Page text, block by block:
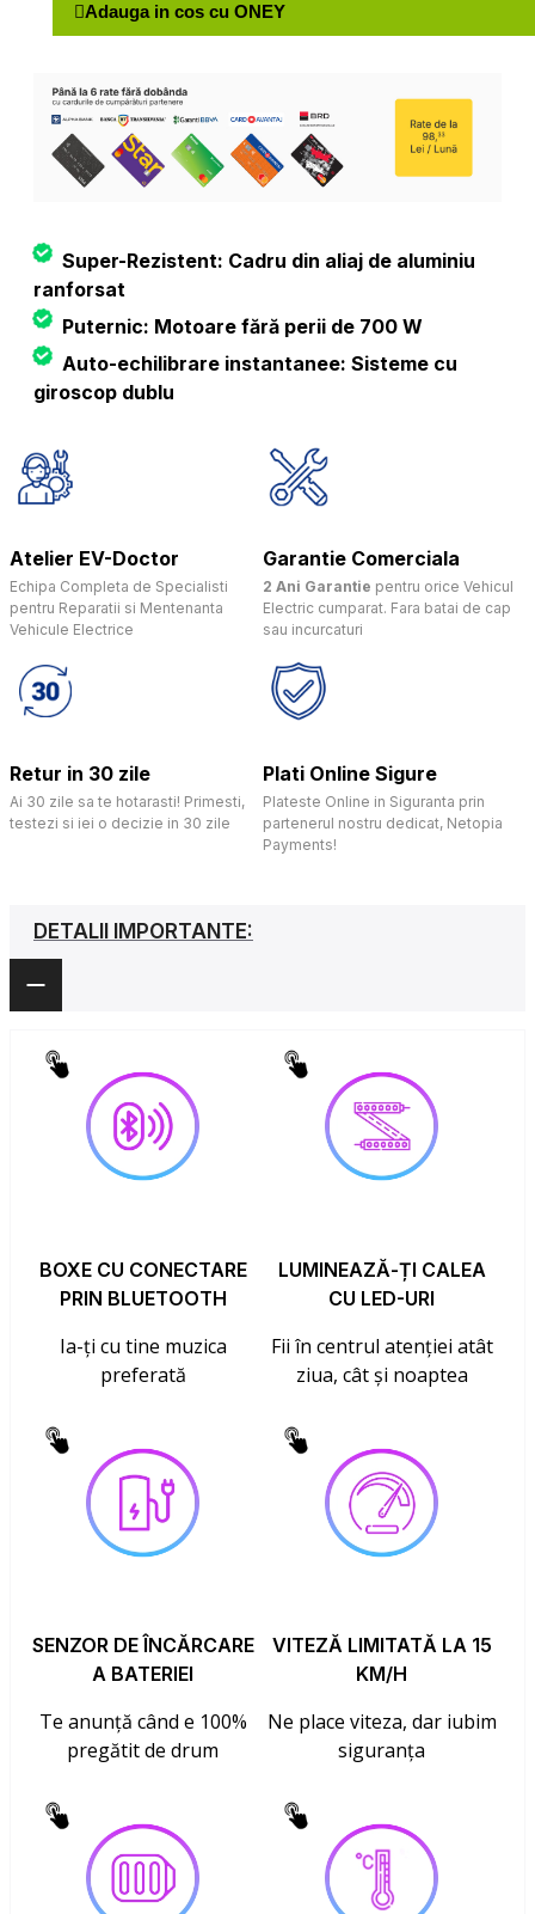
Adauga in cos cu ONEY
Super-Rezistent: Cadru din aliaj de aluminiu
ranforsat
Puternic: Motoare fără perii de 700 W
Auto-echilibrare instantanee: Sisteme cu
giroscop dublu
Atelier EV-Doctor
Echipa Completa de Specialisti
pentru Reparatii si Mentenanta
Vehicule Electrice
Garantie Comerciala
2 Ani Garantie pentru orice Vehicul
Electric cumparat. Fara batai de cap
sau incurcaturi
Retur in 30 zile
Ai 30 zile sa te hotarasti! Primesti,
testezi si iei o decizie in 30 zile
Plati Online Sigure
Plateste Online in Siguranta prin
partenerul nostru dedicat, Netopia
Payments!
DETALII IMPORTANTE:
BOXE CU CONECTARE
PRIN BLUETOOTH
Ia-ți cu tine muzica
preferată
LUMINEAZĂ-ȚI CALEA
CU LED-URI
Fii în centrul atenției atât
ziua, cât și noaptea
SENZOR DE ÎNCĂRCARE
A BATERIEI
Te anunță când e 100%
pregătit de drum
VITEZĂ LIMITATĂ LA 15
KM/H
Ne place viteza, dar iubim
siguranța